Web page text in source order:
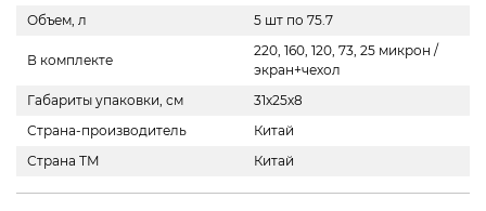
Объем, л
5 шт по 75.7
В комплекте
220, 160, 120, 73, 25 микрон /
экран+чехол
Габариты упаковки, см
31х25х8
Страна-производитель
Китай
Страна ТМ
Китай